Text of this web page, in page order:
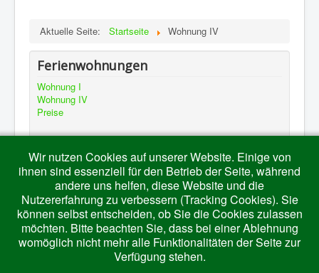
Aktuelle Seite: Startseite Wohnung IV
Ferienwohnungen
Wohnung I
Wohnung IV
Preise
Ausflugsziele
Königscard
Freizeitmöglichkeiten
Ausflugsziele
Wir nutzen Cookies auf unserer Website. Einige von
ihnen sind essenziell für den Betrieb der Seite, während
andere uns helfen, diese Website und die
Nutzererfahrung zu verbessern (Tracking Cookies). Sie
können selbst entscheiden, ob Sie die Cookies zulassen
möchten. Bitte beachten Sie, dass bei einer Ablehnung
womöglich nicht mehr alle Funktionalitäten der Seite zur
Verfügung stehen.